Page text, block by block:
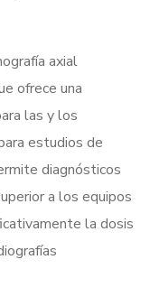
axial
ofrece una
las y los
estudios de
diagnósticos
a los equipos
la dosis